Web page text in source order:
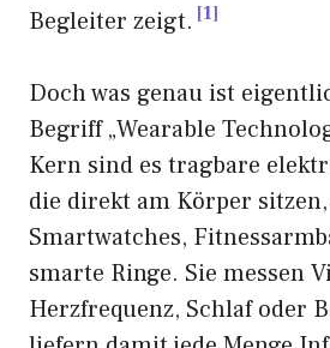
Begleiter zeigt. 1
Doch was genau ist
Begriff „Wearable
Kern sind es tragbare
die direkt am Körper
Smartwatches,
smarte Ringe. Sie messen
Herzfrequenz, Schlaf oder